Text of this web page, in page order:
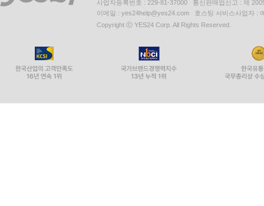
사업자등록번호 : 229-81-37000 통신판매업신고 : 제
이메일 : yes24help@yes24.com 호스팅 서비스사업자 :
Copyright ⓒ YES24 Corp. All Rights Reserved.